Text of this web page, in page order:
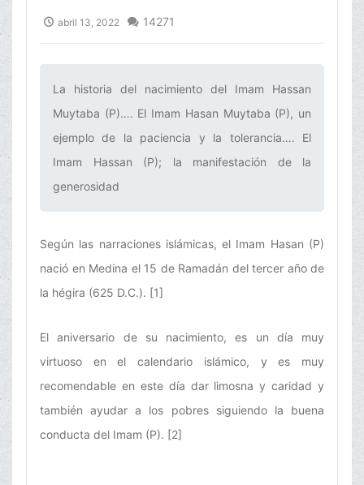
abril 13, 2022 14271
La historia del nacimiento del Imam Hassan
Muytaba (P)…. El Imam Hasan Muytaba (P), un
ejemplo de la paciencia y la tolerancia…. El
Imam Hassan (P); la manifestación de la
generosidad‌
Según las narraciones islámicas, el Imam Hasan (P)
nació en Medina el 15 de Ramadán del tercer año de
la hégira (625 D.C.). [1]
El aniversario de su nacimiento, es un día muy
virtuoso en el calendario islámico, y es muy
recomendable en este día dar limosna y caridad y
también ayudar a los pobres siguiendo la buena
conducta del Imam (P). [2]